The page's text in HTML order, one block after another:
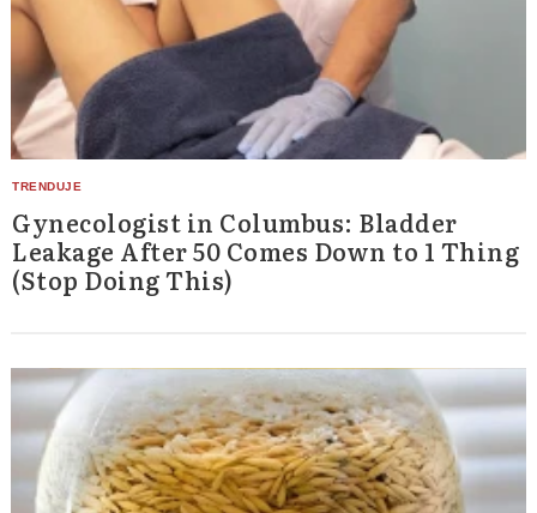
Gynecologist in Columbus: Bladder
Leakage After 50 Comes Down to 1 Thing
(Stop Doing This)